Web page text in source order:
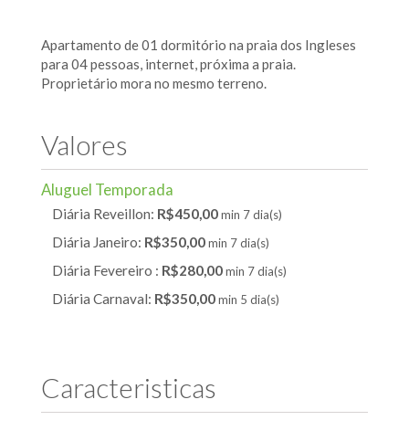
Apartamento de 01 dormitório na praia dos Ingleses
para 04 pessoas, internet, próxima a praia.
Proprietário mora no mesmo terreno.
Valores
Aluguel Temporada
Diária Reveillon: R$450,00min 7 dia(s)
Diária Janeiro: R$350,00min 7 dia(s)
Diária Fevereiro : R$280,00min 7 dia(s)
Diária Carnaval: R$350,00min 5 dia(s)
Caracteristicas